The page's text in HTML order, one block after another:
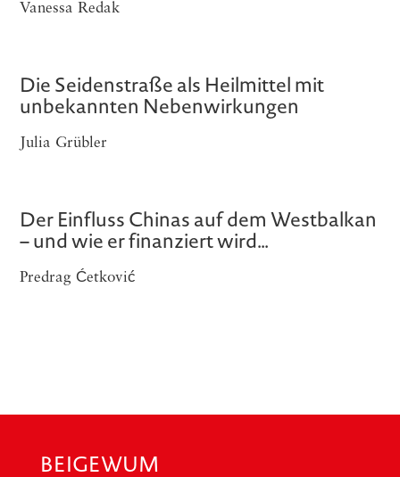
Vanessa Redak
Die Seidenstraße als Heilmittel mit
unbekannten Nebenwirkungen
Julia Grübler
Der Einfluss Chinas auf dem Westbalkan
– und wie er finanziert wird…
Predrag Ćetković
BEIGEWUM